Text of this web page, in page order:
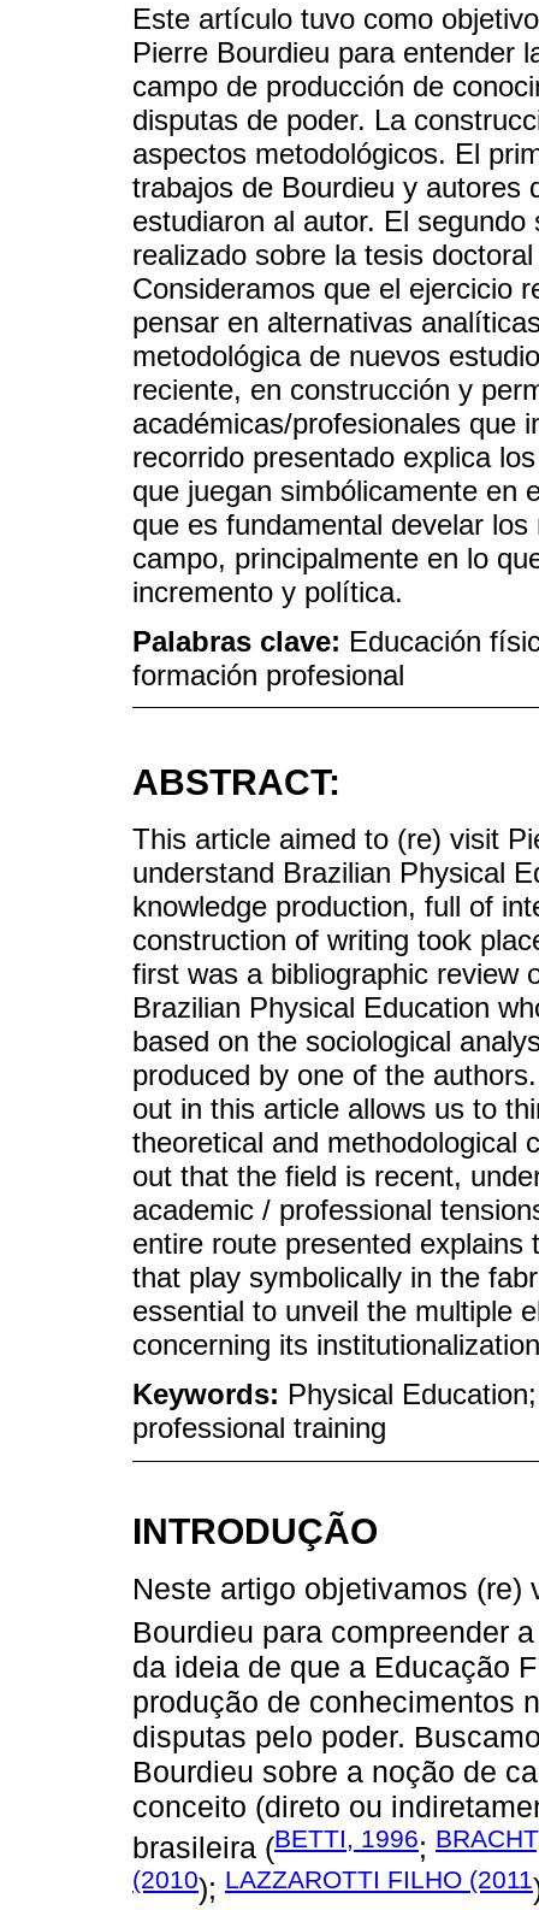
Este artículo tuvo como
Pierre Bourdieu para entender
campo de producción de
disputas de poder. La
aspectos metodológicos. El
trabajos de Bourdieu y autores
estudiaron al autor. El
realizado sobre la tesis
Consideramos que el ejercicio
pensar en alternativas
metodológica de nuevos
reciente, en construcción y
académicas/profesionales que
recorrido presentado explica
que juegan simbólicamente en
que es fundamental develar
campo, principalmente en lo
incremento y política.
Palabras clave: Educación
formación profesional
ABSTRACT:
This article aimed to (re) visit
understand Brazilian Physical
knowledge production, full of
construction of writing took
first was a bibliographic review
Brazilian Physical Education
based on the sociological
produced by one of the
out in this article allows us to
theoretical and methodological
out that the field is recent,
academic / professional
entire route presented
that play symbolically in the
essential to unveil the multiple
concerning its
Keywords: Physical
professional training
INTRODUÇÃO
Neste artigo objetivamos
Bourdieu para compreender
da ideia de que a Educação
produção de conhecimentos
disputas pelo poder.
Bourdieu sobre a noção de
conceito (direto ou
brasileira (BETTI, 1996;
(2010); LAZZAROTTI FILHO (2011